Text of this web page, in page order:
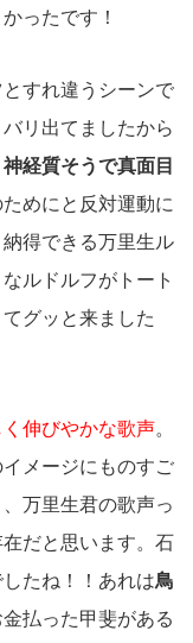
ったです！
すれ違うシーンで
リ出てましたから
神経質そうで真面目
めにと反対運動に
得できる万里生ル
ルドルフがトート
グッと来ました
く伸びやかな歌声。
メージにものすご
万里生君の歌声っ
だと思います。石
たね！！あれは鳥
払った甲斐がある